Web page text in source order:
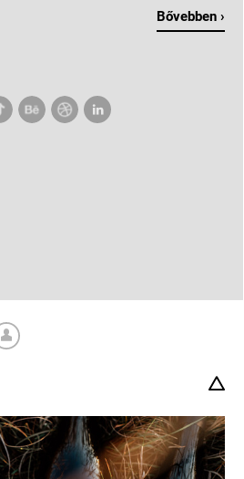
Bővebben ›